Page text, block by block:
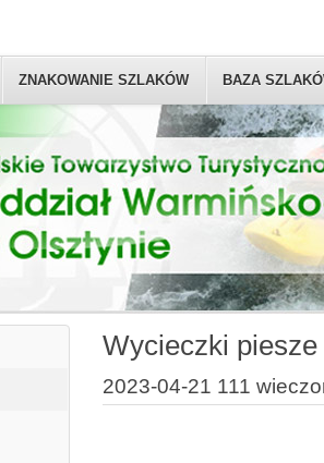
ZNAKOWANIE SZLAKÓW BAZA
Wycieczki piesze
2023-04-21 111